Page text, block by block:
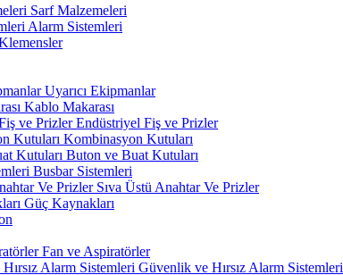
Sarf Malzemeleri
Alarm Sistemleri
Uyarıcı Ekipmanlar
Kablo Makarası
Endüstriyel Fiş ve Prizler
Kombinasyon Kutuları
Buton ve Buat Kutuları
Busbar Sistemleri
Sıva Üstü Anahtar Ve Prizler
Güç Kaynakları
Fan ve Aspiratörler
Güvenlik ve Hırsız Alarm Sistemleri